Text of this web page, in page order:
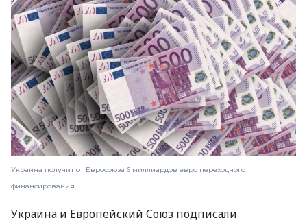
Украина получит от Евросоюза 6 миллиардов евро переходного
финансирования
Украина и Европейский Союз подписали